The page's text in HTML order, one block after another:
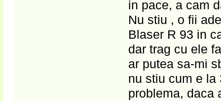
in pace, a cam
Nu stiu , o fii
Blaser R 93 in
dar trag cu ele
ar putea sa-mi
nu stiu cum e la
problema, daca